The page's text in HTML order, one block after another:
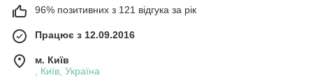
96% позитивних з 121 відгука за рік
Працює з 12.09.2016
м. Київ
, Київ, Україна